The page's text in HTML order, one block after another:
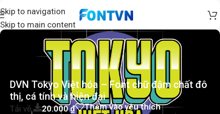
Skip to navigation
Skip to main content
DVN Tokyo Việt hóa – Font chữ đậm chất đô
thị, cá tính và hiện đại
Tải về 20.000₫ Thêm vào yêu thích